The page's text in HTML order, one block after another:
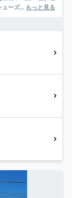
ューズ... もっと見る